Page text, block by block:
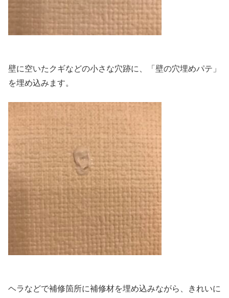
壁に空いたクギなどの小さな穴跡に、「壁の穴埋めパテ」
を埋め込みます。
ヘラなどで補修箇所に補修材を埋め込みながら、きれいに